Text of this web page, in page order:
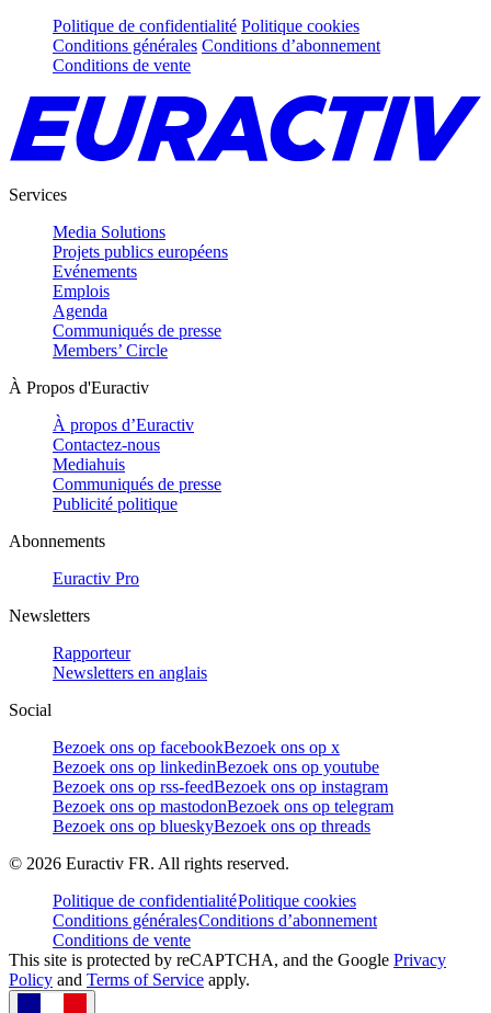
Politique de confidentialité Politique cookies
Conditions générales Conditions d’abonnement
Conditions de vente
Services
Media Solutions
Projets publics européens
Evénements
Emplois
Agenda
Communiqués de presse
Members’ Circle
À Propos d'Euractiv
À propos d’Euractiv
Contactez-nous
Mediahuis
Communiqués de presse
Publicité politique
Abonnements
Euractiv Pro
Newsletters
Rapporteur
Newsletters en anglais
Social
Bezoek ons op facebookBezoek ons op x
Bezoek ons op linkedinBezoek ons op youtube
Bezoek ons op rss-feedBezoek ons op instagram
Bezoek ons op mastodonBezoek ons op telegram
Bezoek ons op blueskyBezoek ons op threads
© 2026 Euractiv FR. All rights reserved.
Politique de confidentialitéPolitique cookies
Conditions généralesConditions d’abonnement
Conditions de vente
This site is protected by reCAPTCHA, and the Google Privacy
Policy and Terms of Service apply.